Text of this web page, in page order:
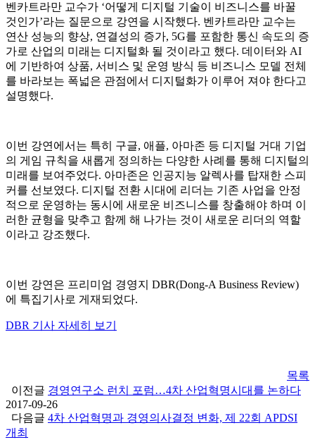
벤카트라만 교수가 ‘어떻게 디지털 기술이 비즈니스를 바꿀
것인가’라는 질문으로 강연을 시작했다. 벤카트라만 교수는
연산 성능의 향상, 연결성의 증가, 5G를 포함한 통신 속도의 증
가로 산업의 미래는 디지털화 될 것이라고 했다. 데이터와 AI
에 기반하여 상품, 서비스 및 운영 방식 등 비즈니스 모델 전체
를 바라보는 폭넓은 관점에서 디지털화가 이루어 져야 한다고
설명했다.
이번 강연에서는 특히 구글, 애플, 아마존 등 디지털 거대 기업
의 게임 규칙을 새롭게 정의하는 다양한 사례를 통해 디지털의
미래를 보여주었다. 아마존은 인공지능 알렉사를 탑재한 스피
커를 선보였다. 디지털 전환 시대에 리더는 기존 사업을 안정
적으로 운영하는 동시에 새로운 비즈니스를 창출해야 하며 이
러한 균형을 맞추고 함께 해 나가는 것이 새로운 리더의 역할
이라고 강조했다.
이번 강연은 프리미엄 경영지 DBR(Dong-A Business Review)
에 특집기사로 게재되었다.
DBR 기사 자세히 보기
목록
이전글 경영연구소 런치 포럼…4차 산업혁명시대를 논하다
2017-09-26
다음글 4차 산업혁명과 경영의사결정 변화, 제 22회 APDSI
개최